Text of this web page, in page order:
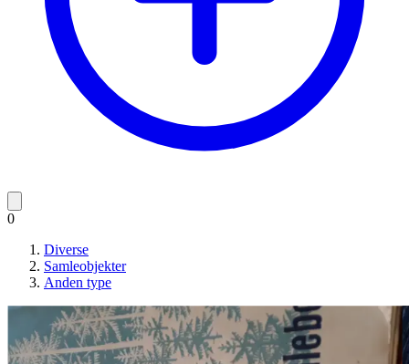
0
Diverse
Samleobjekter
Anden type